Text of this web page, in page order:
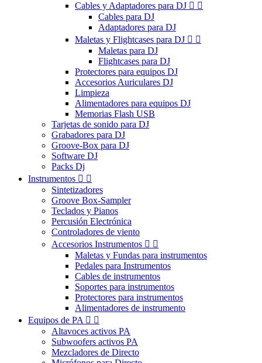
Cables y Adaptadores para DJ  
Cables para DJ
Adaptadores para DJ
Maletas y Flightcases para DJ  
Maletas para DJ
Flightcases para DJ
Protectores para equipos DJ
Accesorios Auriculares DJ
Limpieza
Alimentadores para equipos DJ
Memorias Flash USB
Tarjetas de sonido para DJ
Grabadores para DJ
Groove-Box para DJ
Software DJ
Packs Dj
Instrumentos  
Sintetizadores
Groove Box-Sampler
Teclados y Pianos
Percusión Electrónica
Controladores de viento
Accesorios Instrumentos  
Maletas y Fundas para instrumentos
Pedales para Instrumentos
Cables de instrumentos
Soportes para instrumentos
Protectores para instrumentos
Alimentadores de instrumento
Equipos de PA  
Altavoces activos PA
Subwoofers activos PA
Mezcladores de Directo